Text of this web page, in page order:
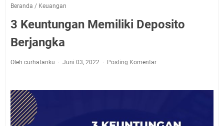
Beranda / Keuangan
3 Keuntungan Memiliki Deposito
Berjangka
Oleh curhatanku Juni 03, 2022 Posting Komentar